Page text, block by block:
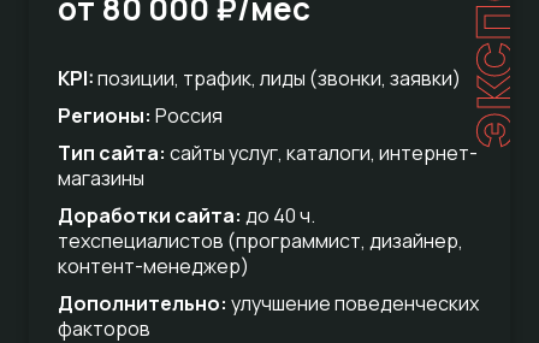
KPI:позиции, трафик, лиды (звонки, заявки)
Регионы: Россия
Тип сайта: сайты услуг, каталоги, интернет-
магазины
Доработки сайта: до 40 ч.
техспециалистов (программист, дизайнер,
контент-менеджер)
Дополнительно: улучшение поведенческих
факторов